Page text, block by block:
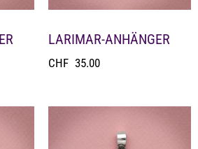
LARIMAR-ANHÄNGER
CHF 35.00